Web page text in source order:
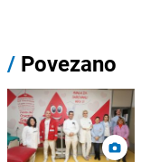
/ Povezano